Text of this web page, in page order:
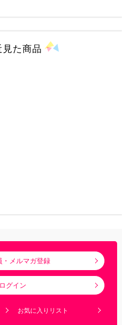
見た商品
・メルマガ登録
ログイン
お気に入りリスト